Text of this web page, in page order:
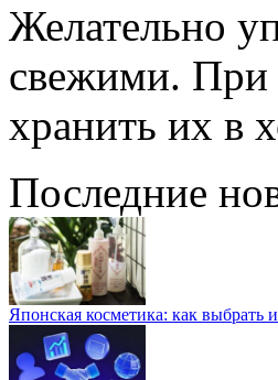
Желательно
свежими. При
хранить их в
Последние
Японская косметика: как